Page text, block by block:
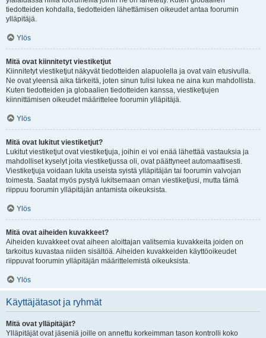
tiedotteiden kohdalla, tiedotteiden lähettämisen oikeudet antaa foorumin
ylläpitäjä.
Ylös
Mitä ovat kiinnitetyt viestiketjut
Kiinnitetyt viestiketjut näkyvät tiedotteiden alapuolella ja ovat vain etusivulla.
Ne ovat yleensä aika tärkeitä, joten sinun tulisi lukea ne aina kun mahdollista.
Kuten tiedotteiden ja globaalien tiedotteiden kanssa, viestiketjujen
kiinnittämisen oikeudet määrittelee foorumin ylläpitäjä.
Ylös
Mitä ovat lukitut viestiketjut?
Lukitut viestiketjut ovat viestiketjuja, joihin ei voi enää lähettää vastauksia ja
mahdolliset kyselyt joita viestiketjussa oli, ovat päättyneet automaattisesti.
Viestiketjuja voidaan lukita useista syistä ylläpitäjän tai foorumin valvojan
toimesta. Saatat myös pystyä lukitsemaan oman viestiketjusi, mutta tämä
riippuu foorumin ylläpitäjän antamista oikeuksista.
Ylös
Mitä ovat aiheiden kuvakkeet?
Aiheiden kuvakkeet ovat aiheen aloittajan valitsemia kuvakkeita joiden on
tarkoitus kuvastaa niiden sisältöä. Aiheiden kuvakkeiden käyttöoikeudet
riippuvat foorumin ylläpitäjän määrittelemistä oikeuksista.
Ylös
Käyttäjätasot ja ryhmät
Mitä ovat ylläpitäjät?
Ylläpitäjät ovat jäseniä joille on annettu korkeimman tason kontrolli koko